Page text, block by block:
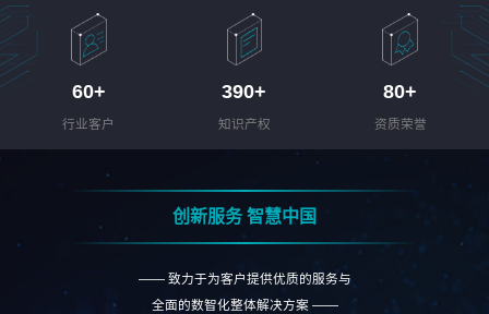
60+
行业客户
390+
知识产权
80+
资质荣誉
创新服务 智慧中国
—— 致力于为客户提供优质的服务与
全面的数智化整体解决方案 ——